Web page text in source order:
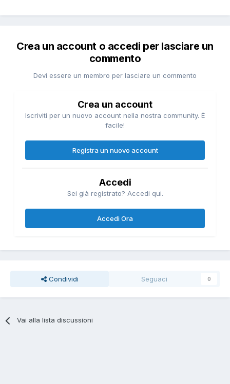
Crea un account o accedi per lasciare un
commento
Devi essere un membro per lasciare un commento
Crea un account
Iscriviti per un nuovo account nella nostra community. È
facile!
Registra un nuovo account
Accedi
Sei già registrato? Accedi qui.
Accedi Ora
Condividi Seguaci 0
Vai alla lista discussioni